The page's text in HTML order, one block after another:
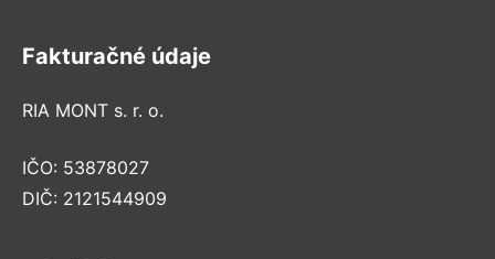
Fakturačné údaje
RIA MONT s. r. o.
IČO: 53878027
DIČ: 2121544909